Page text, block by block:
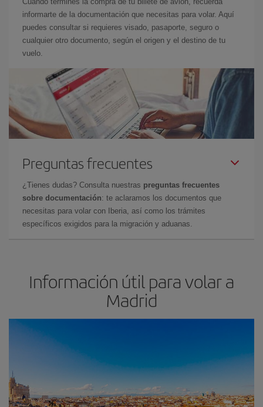
informarte de la documentación que necesitas para volar. Aquí
puedes consultar si requieres visado, pasaporte, seguro o
cualquier otro documento, según el origen y el destino de tu
vuelo.
Preguntas frecuentes
¿Tienes dudas? Consulta nuestras preguntas frecuentes
sobre documentación: te aclaramos los documentos que
necesitas para volar con Iberia, así como los trámites
específicos exigidos para la migración y aduanas.
Información útil para volar a
Madrid